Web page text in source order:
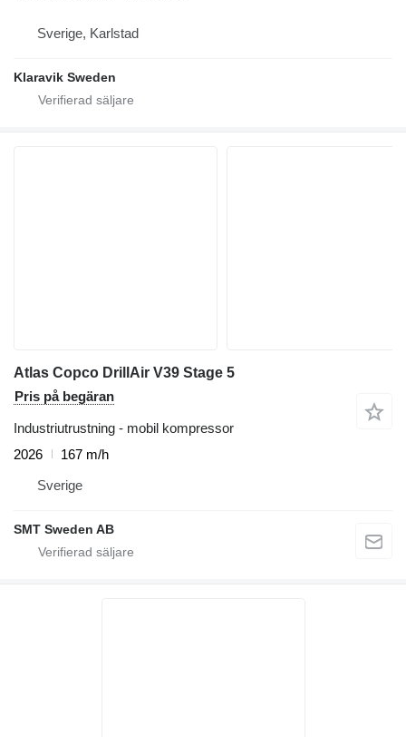
Sverige, Karlstad
Klaravik Sweden
Atlas Copco DrillAir V39 Stage 5
Pris på begäran
Industriutrustning - mobil kompressor
2026
167 m/h
Sverige
SMT Sweden AB